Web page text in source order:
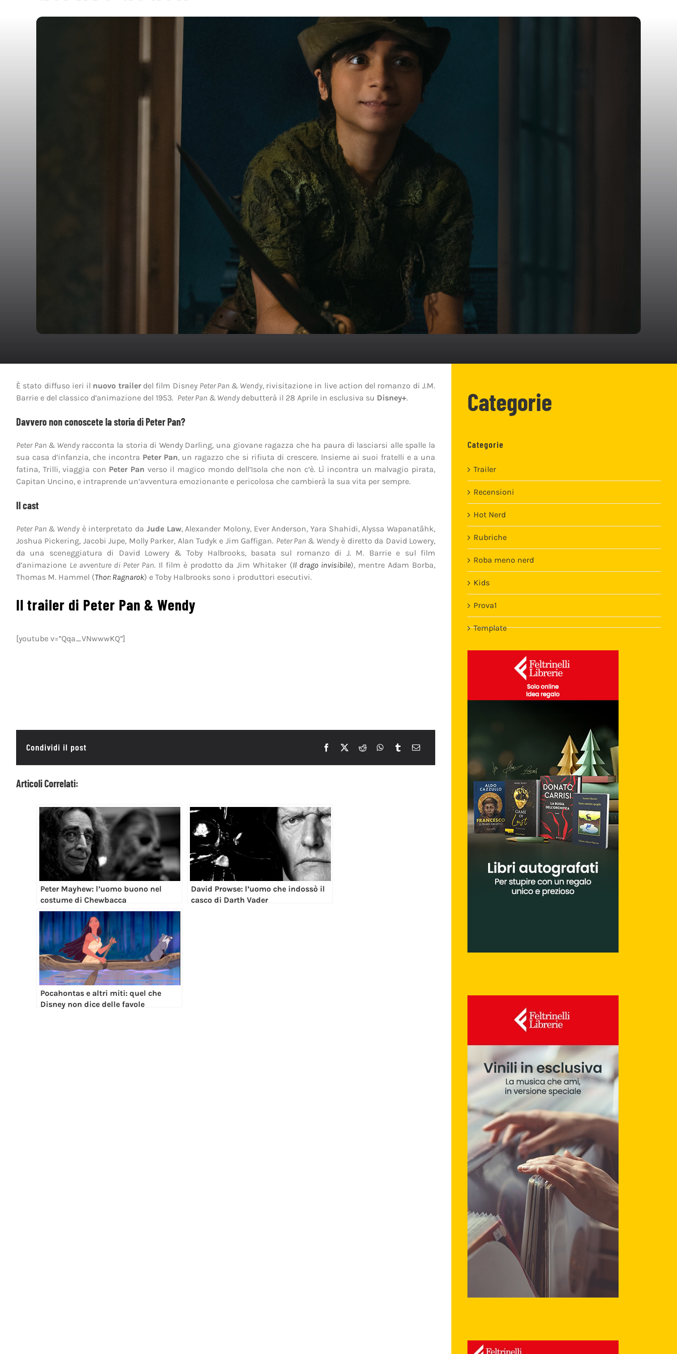
È stato diffuso ieri il nuovo trailerdel film Disney Peter Pan & Wendy, rivisitazione in live action del romanzo di J.M.
Barrie e del classico d’animazione del 1953. Peter Pan & Wendy debutterà il 28 Aprile in esclusiva su Disney+.
Davvero non conoscete la storia di Peter Pan?
Peter Pan & Wendyracconta la storia di Wendy Darling, una giovane ragazza che ha paura di lasciarsi alle spalle la
sua casa d’infanzia, che incontra Peter Pan, un ragazzo che si rifiuta di crescere. Insieme ai suoi fratelli e a una
fatina, Trilli, viaggia con Peter Pan verso il magico mondo dell’Isola che non c’è. Lì incontra un malvagio pirata,
Capitan Uncino, e intraprende un’avventura emozionante e pericolosa che cambierà la sua vita per sempre.
Il cast
Peter Pan & Wendy è interpretato da Jude Law, Alexander Molony, Ever Anderson, Yara Shahidi, Alyssa Wapanatâhk,
Joshua Pickering, Jacobi Jupe, Molly Parker, Alan Tudyk e Jim Gaffigan. Peter Pan & Wendyè diretto da David Lowery,
da una sceneggiatura di David Lowery & Toby Halbrooks, basata sul romanzo di J. M. Barrie e sul film
d’animazione Le avventure di Peter Pan. Il film è prodotto da Jim Whitaker (Il drago invisibile), mentre Adam Borba,
Thomas M. Hammel (Thor: Ragnarok) e Toby Halbrooks sono i produttori esecutivi.
Il trailer di Peter Pan & Wendy
[youtube v=”Qqa_VNwwwKQ”]
Condividi il post
Articoli Correlati:
Peter Mayhew: l’uomo buono nel
costume di Chewbacca
David Prowse: l’uomo che indossò il
casco di Darth Vader
Pocahontas e altri miti: quel che
Disney non dice delle favole
Categorie
Categorie
Trailer
Recensioni
Hot Nerd
Rubriche
Roba meno nerd
Kids
Prova1
Template